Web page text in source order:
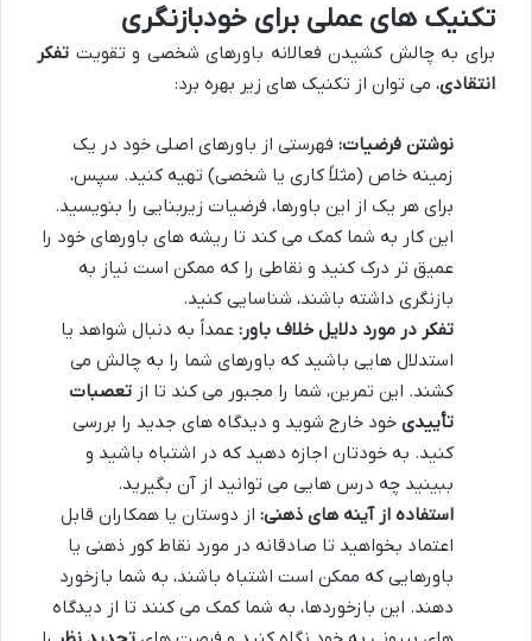
تکنیک های عملی برای خودبازنگری
برای به چالش کشیدن فعالانه باورهای شخصی و تقویت تفکر
انتقادی، می توان از تکنیک های زیر بهره برد:
نوشتن فرضیات: فهرستی از باورهای اصلی خود در یک
زمینه خاص (مثلاً کاری یا شخصی) تهیه کنید. سپس،
برای هر یک از این باورها، فرضیات زیربنایی را بنویسید.
این کار به شما کمک می کند تا ریشه های باورهای خود را
عمیق تر درک کنید و نقاطی را که ممکن است نیاز به
بازنگری داشته باشند، شناسایی کنید.
تفکر در مورد دلایل خلاف باور: عمداً به دنبال شواهد یا
استدلال هایی باشید که باورهای شما را به چالش می
کشند. این تمرین، شما را مجبور می کند تا از تعصبات
تأییدی خود خارج شوید و دیدگاه های جدید را بررسی
کنید. به خودتان اجازه دهید که در اشتباه باشید و
ببینید چه درس هایی می توانید از آن بگیرید.
استفاده از آینه های ذهنی: از دوستان یا همکاران قابل
اعتماد بخواهید تا صادقانه در مورد نقاط کور ذهنی یا
باورهایی که ممکن است اشتباه باشند، به شما بازخورد
دهند. این بازخوردها، به شما کمک می کنند تا از دیدگاه